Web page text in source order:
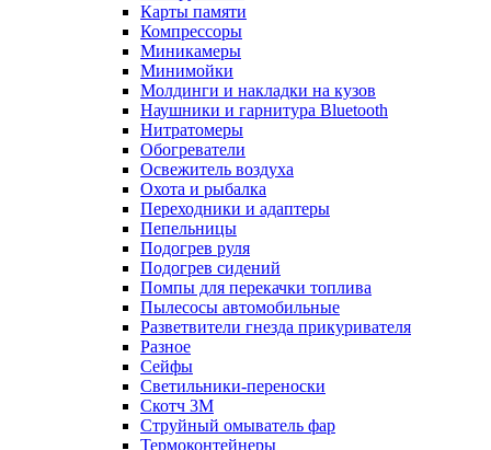
Карты памяти
Компрессоры
Миникамеры
Минимойки
Молдинги и накладки на кузов
Наушники и гарнитура Bluetooth
Нитратомеры
Обогреватели
Освежитель воздуха
Охота и рыбалка
Переходники и адаптеры
Пепельницы
Подогрев руля
Подогрев сидений
Помпы для перекачки топлива
Пылесосы автомобильные
Разветвители гнезда прикуривателя
Разное
Сейфы
Светильники-переноски
Скотч 3М
Струйный омыватель фар
Термоконтейнеры